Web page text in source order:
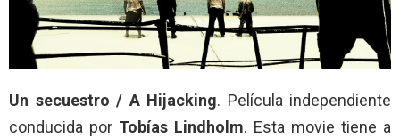
Un secuestro / A Hijacking. Película independiente
conducida por Tobías Lindholm. Esta movie tiene a